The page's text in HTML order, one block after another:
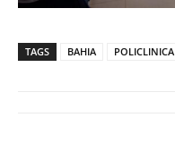
TAGS BAHIA POLICLINICA